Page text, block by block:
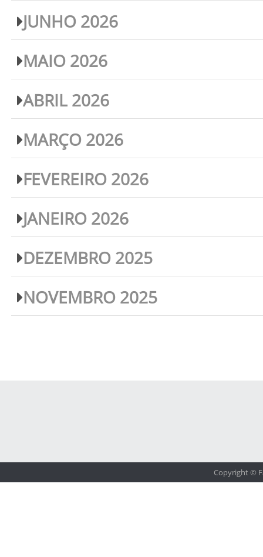
JUNHO 2026
MAIO 2026
ABRIL 2026
MARÇO 2026
FEVEREIRO 2026
JANEIRO 2026
DEZEMBRO 2025
NOVEMBRO 2025
Copyright ©